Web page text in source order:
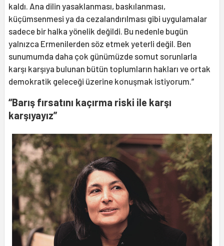
kaldı. Ana dilin yasaklanması, baskılanması,
küçümsenmesi ya da cezalandırılması gibi uygulamalar
sadece bir halka yönelik değildi. Bu nedenle bugün
yalnızca Ermenilerden söz etmek yeterli değil. Ben
sunumumda daha çok günümüzde somut sorunlarla
karşı karşıya bulunan bütün toplumların hakları ve ortak
demokratik geleceği üzerine konuşmak istiyorum.”
“Barış fırsatını kaçırma riski ile karşı
karşıyayız”